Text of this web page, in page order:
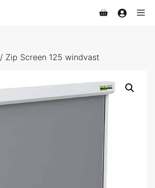
/ Zip Screen 125 windvast